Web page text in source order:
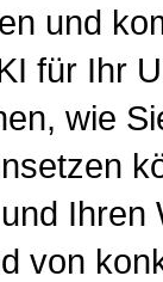
und
für Ihr
wie
von